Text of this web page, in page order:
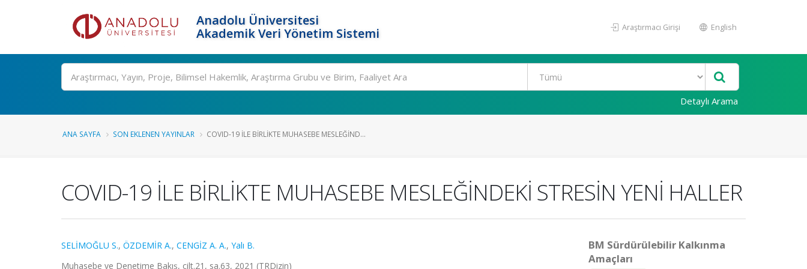
Anadolu Üniversitesi
Akademik Veri Yönetim Sistemi
Araştırmacı Girişi English
Ara
Detaylı Arama
ANA SAYFA SON EKLENEN YAYINLAR COVID-19 İLE BİRLİKTE MUHASEBE MESLEĞİND...
COVID-19 İLE BİRLİKTE MUHASEBE MESLEĞİNDEKİ STRESİN YENİ HALLER
SELİMOĞLU S., ÖZDEMİR A., CENGİZ A. A., Yalı B.
Muhasebe ve Denetime Bakış, cilt.21, sa.63, 2021 (TRDizin)
BM Sürdürülebilir Kalkınma
Amaçları